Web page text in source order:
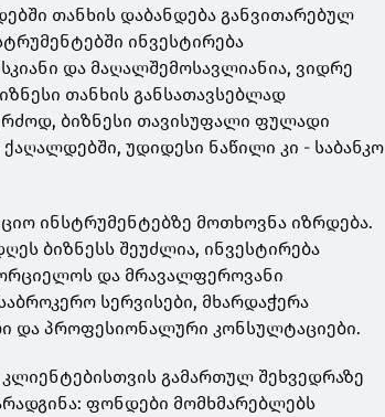
თანხის დაბანდება განვითარებულ
ინვესტირება
და მაღალშემოსავლიანია, ვიდრე
თანხის განსათავსებლად
ბიზნესი თავისუფალი ფულადი
უდიდესი ნაწილი კი - საბანკო
ინსტრუმენტებზე მოთხოვნა იზრდება.
ბიზნესს შეუძლია, ინვესტირება
და მრავალფეროვანი
სერვისები, მხარდაჭერა
და პროფესიონალური კონსულტაციები.
გამართულ შეხვედრაზე
ფონდები მომხმარებლებს